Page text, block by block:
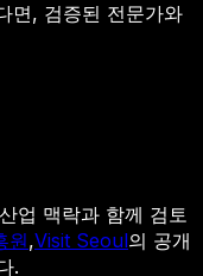
면, 검증된 전문가와
업 맥락과 함께 검토
원,Visit Seoul의 공개
.